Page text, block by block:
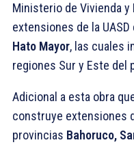
Ministerio de Vivienda y
extensiones de la
Hato Mayor, las cuales
regiones Sur y Este del
Adicional a esta obra
construye extensiones
provincias Bahoruco,